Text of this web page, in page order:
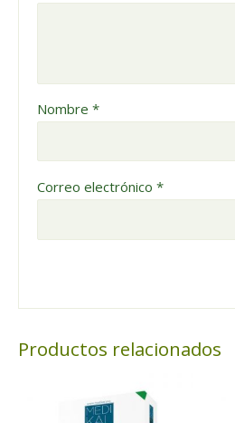
Nombre *
Correo electrónico *
Productos relacionados